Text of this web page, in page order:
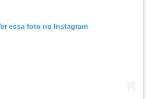
essa foto no Instagram